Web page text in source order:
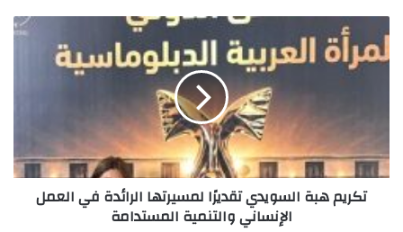
هبة
السويدي
في
العمل
الإنساني
والتنميةتكريم هبة السويدي تقديرًا لمسيرتها الرائدة في العمل
الإنساني والتنمية المستدامة